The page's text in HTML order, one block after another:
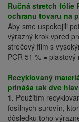
Ručná stretch fólie
ochranu tovaru na
Aby sme uspokojili
výrazný krok vpred
strečový film s
PCR 51 % = plastový
Recyklovaný
prináša tak dve
1. Použitím
fosílnych surovín,
dôsledku toho